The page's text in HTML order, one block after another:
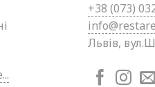
+38 (073)
Львів,